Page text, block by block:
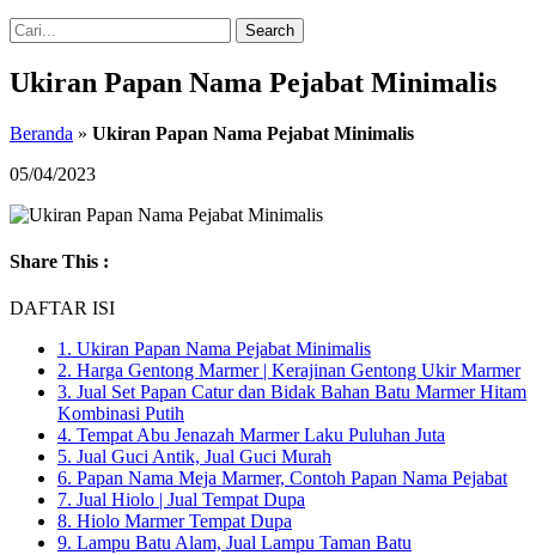
Search
Ukiran Papan Nama Pejabat Minimalis
Beranda » Ukiran Papan Nama Pejabat Minimalis
05/04/2023
Share This :
DAFTAR ISI
1. Ukiran Papan Nama Pejabat Minimalis
2. Harga Gentong Marmer | Kerajinan Gentong Ukir Marmer
3. Jual Set Papan Catur dan Bidak Bahan Batu Marmer Hitam
Kombinasi Putih
4. Tempat Abu Jenazah Marmer Laku Puluhan Juta
5. Jual Guci Antik, Jual Guci Murah
6. Papan Nama Meja Marmer, Contoh Papan Nama Pejabat
7. Jual Hiolo | Jual Tempat Dupa
8. Hiolo Marmer Tempat Dupa
9. Lampu Batu Alam, Jual Lampu Taman Batu